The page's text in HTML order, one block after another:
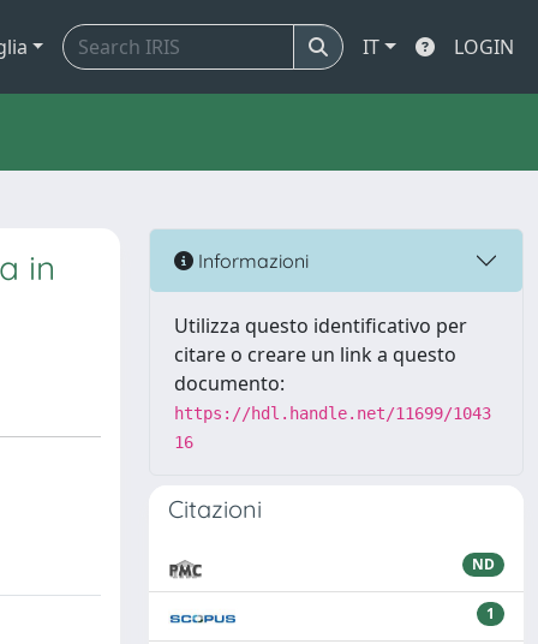
IT LOGIN
in
Informazioni
Utilizza questo identificativo per
citare o creare un link a questo
documento:
https://hdl.handle.net/11699/1043
16
Citazioni
ND
1